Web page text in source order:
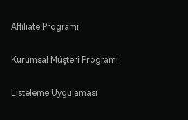
Affiliate Programı
Kurumsal Müşteri Programı
Listeleme Uygulaması